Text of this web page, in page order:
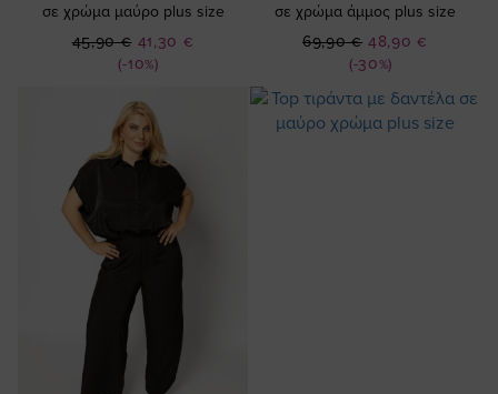
σε χρώμα μαύρο plus size
(-10%)
Ειδική
Τιμή
41,30 €
45,90 €
σε χρώμα άμμος plus size
(-30%)
Ειδική
Τιμή
48,90 €
69,90 €